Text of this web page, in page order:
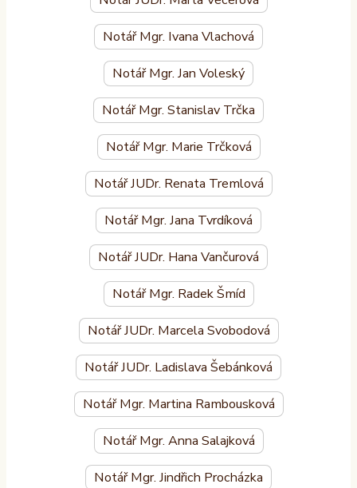
Notář Mgr. Ivana Vlachová
Notář Mgr. Jan Voleský
Notář Mgr. Stanislav Trčka
Notář Mgr. Marie Trčková
Notář JUDr. Renata Tremlová
Notář Mgr. Jana Tvrdíková
Notář JUDr. Hana Vančurová
Notář Mgr. Radek Šmíd
Notář JUDr. Marcela Svobodová
Notář JUDr. Ladislava Šebánková
Notář Mgr. Martina Rambousková
Notář Mgr. Anna Salajková
Notář Mgr. Jindřich Procházka